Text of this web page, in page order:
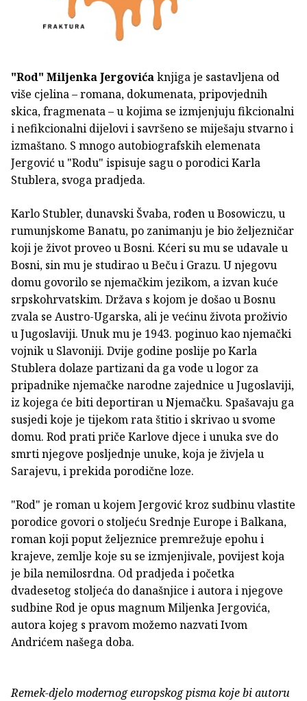
"Rod" Miljenka Jergovićaknjiga je sastavljena od
više cjelina – romana, dokumenata, pripovjednih
skica, fragmenata – u kojima se izmjenjuju fikcionalni
i nefikcionalni dijelovi i savršeno se miješaju stvarno i
izmaštano. S mnogo autobiografskih elemenata
Jergović u "Rodu" ispisuje sagu o porodici Karla
Stublera, svoga pradjeda.
Karlo Stubler, dunavski Švaba, rođen u Bosowiczu, u
rumunj­skome Banatu, po zanimanju je bio željezničar
koji je život pro­veo u Bosni. Kćeri su mu se udavale u
Bosni, sin mu je studirao u Beču i Grazu. U njegovu
domu govorilo se njemačkim jezikom, a izvan kuće
srpskohrvatskim. Država s kojom je došao u Bosnu
zvala se Austro-Ugarska, ali je većinu života proživio
u Jugoslaviji. Unuk mu je 1943. poginuo kao njemački
vojnik u Slavoniji. Dvije godine poslije po Karla
Stublera dolaze partizani da ga vode u logor za
pripadnike njemačke narodne zajednice u Jugoslaviji,
iz kojega će biti deportiran u Njemačku. Spašavaju ga
susjedi koje je tijekom rata štitio i skrivao u svome
domu. Rod prati priče Karlove djece i unuka sve do
smrti njegove posljednje unuke, koja je živjela u
Sarajevu, i prekida porodične loze.
"Rod" je roman u kojem Jergović kroz sudbinu vlastite
porodice govori o stoljeću Srednje Europe i Balkana,
roman koji poput željeznice premrežuje epohu i
krajeve, zemlje koje su se izmjenjivale, povijest koja
je bila nemilosrdna. Od pradjeda i početka
dvadesetog stoljeća do današnjice i autora i njegove
sudbine Rod je opus magnum Miljenka Jergovića,
autora kojeg s pravom možemo nazvati Ivom
Andrićem našega doba.
Remek-djelo modernog europskog pisma koje bi autoru